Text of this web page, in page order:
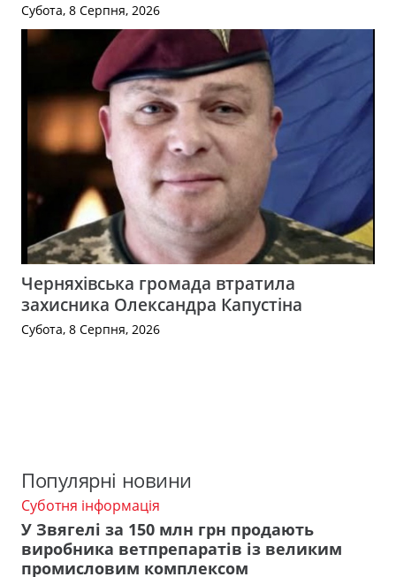
Субота, 8 Серпня, 2026
Черняхівська громада втратила
захисника Олександра Капустіна
Субота, 8 Серпня, 2026
Популярні новини
Суботня інформація
У Звягелі за 150 млн грн продають
виробника ветпрепаратів із великим
промисловим комплексом